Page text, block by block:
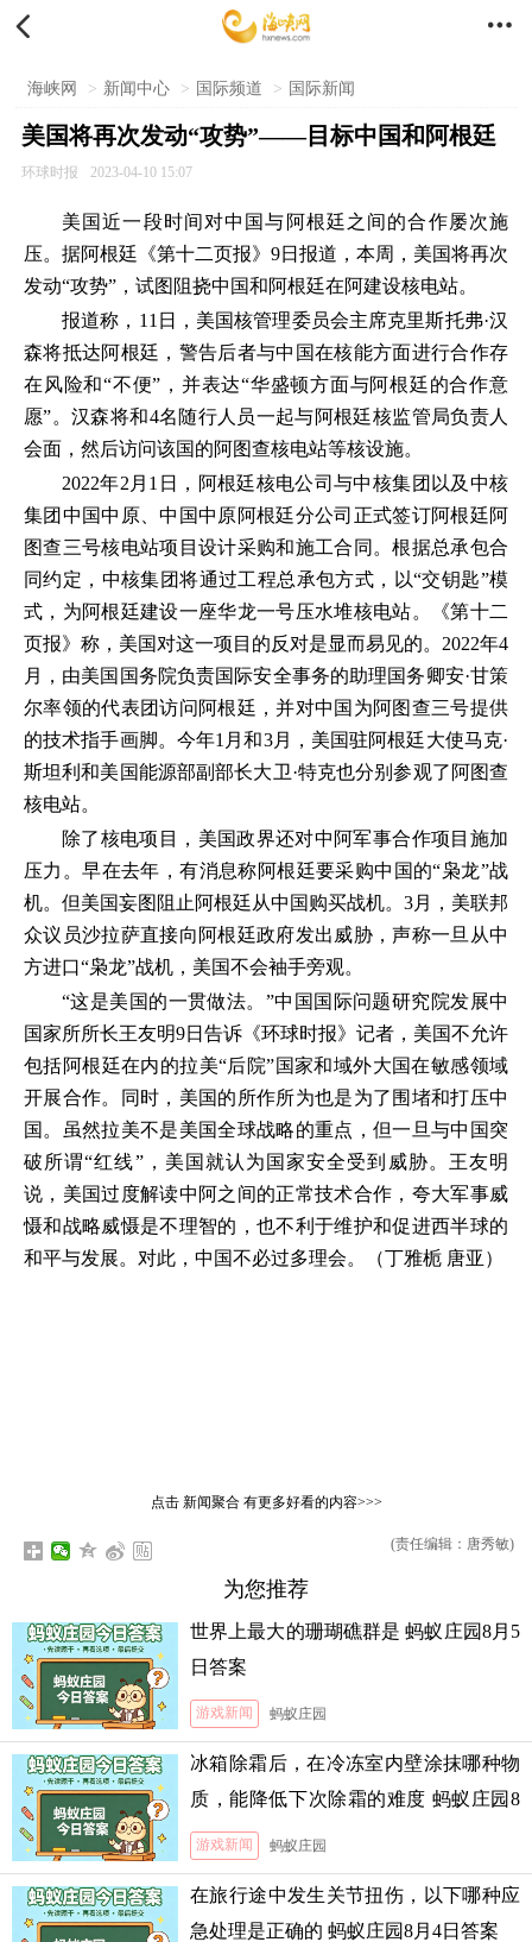
 
海峡网 > 新闻中心 > 国际频道 > 国际新闻
美国将再次发动“攻势”——目标中国和阿根廷
环球时报 2023-04-10 15:07
美国近一段时间对中国与阿根廷之间的合作屡次施
压。据阿根廷《第十二页报》9日报道，本周，美国将再次
发动“攻势”，试图阻挠中国和阿根廷在阿建设核电站。
报道称，11日，美国核管理委员会主席克里斯托弗·汉
森将抵达阿根廷，警告后者与中国在核能方面进行合作存
在风险和“不便”，并表达“华盛顿方面与阿根廷的合作意
愿”。汉森将和4名随行人员一起与阿根廷核监管局负责人
会面，然后访问该国的阿图查核电站等核设施。
2022年2月1日，阿根廷核电公司与中核集团以及中核
集团中国中原、中国中原阿根廷分公司正式签订阿根廷阿
图查三号核电站项目设计采购和施工合同。根据总承包合
同约定，中核集团将通过工程总承包方式，以“交钥匙”模
式，为阿根廷建设一座华龙一号压水堆核电站。《第十二
页报》称，美国对这一项目的反对是显而易见的。2022年4
月，由美国国务院负责国际安全事务的助理国务卿安·甘策
尔率领的代表团访问阿根廷，并对中国为阿图查三号提供
的技术指手画脚。今年1月和3月，美国驻阿根廷大使马克·
斯坦利和美国能源部副部长大卫·特克也分别参观了阿图查
核电站。
除了核电项目，美国政界还对中阿军事合作项目施加
压力。早在去年，有消息称阿根廷要采购中国的“枭龙”战
机。但美国妄图阻止阿根廷从中国购买战机。3月，美联邦
众议员沙拉萨直接向阿根廷政府发出威胁，声称一旦从中
方进口“枭龙”战机，美国不会袖手旁观。
“这是美国的一贯做法。”中国国际问题研究院发展中
国家所所长王友明9日告诉《环球时报》记者，美国不允许
包括阿根廷在内的拉美“后院”国家和域外大国在敏感领域
开展合作。同时，美国的所作所为也是为了围堵和打压中
国。虽然拉美不是美国全球战略的重点，但一旦与中国突
破所谓“红线”，美国就认为国家安全受到威胁。王友明
说，美国过度解读中阿之间的正常技术合作，夸大军事威
慑和战略威慑是不理智的，也不利于维护和促进西半球的
和平与发展。对此，中国不必过多理会。（丁雅栀 唐亚）
点击 新闻聚合有更多好看的内容>>>
(责任编辑：唐秀敏)
为您推荐
世界上最大的珊瑚礁群是 蚂蚁庄园8月5
日答案
游戏新闻 蚂蚁庄园
冰箱除霜后，在冷冻室内壁涂抹哪种物
质，能降低下次除霜的难度 蚂蚁庄园8
月5日答案
游戏新闻 蚂蚁庄园
在旅行途中发生关节扭伤，以下哪种应
急处理是正确的 蚂蚁庄园8月4日答案